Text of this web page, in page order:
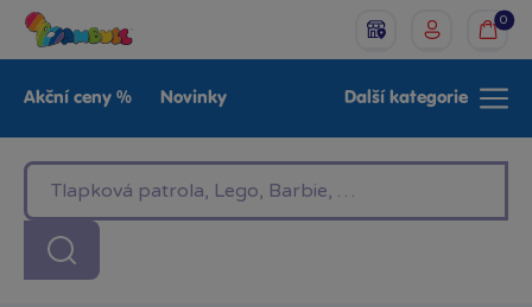
0
Akční ceny % Novinky
LEGO®
Další kategorie